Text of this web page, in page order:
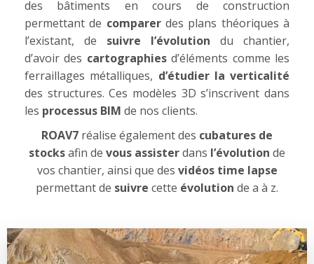
des bâtiments en cours de construction
permettant de comparerdes plans théoriques à
l’existant, de suivre l’évolution du chantier,
d’avoir des cartographiesd’éléments comme les
ferraillages métalliques, d’étudier la verticalité
des structures. Ces modèles 3D s’inscrivent dans
les processus BIM de nos clients.
ROAV7 réalise également des cubatures de
stocksafin de vous assisterdans l’évolution de
vos chantier, ainsi que des vidéos time lapse
permettant de suivre cette évolution de a à z.